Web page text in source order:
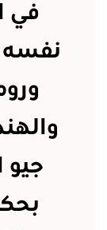
في
نفسه
جيو